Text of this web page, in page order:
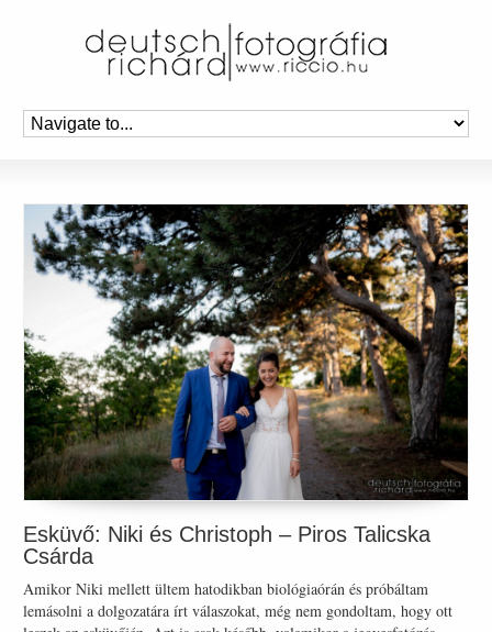
Esküvő: Niki és Christoph – Piros Talicska
Csárda
Amikor Niki mellett ültem hatodikban biológiaórán és próbáltam
lemásolni a dolgozatára írt válaszokat, még nem gondoltam, hogy ott